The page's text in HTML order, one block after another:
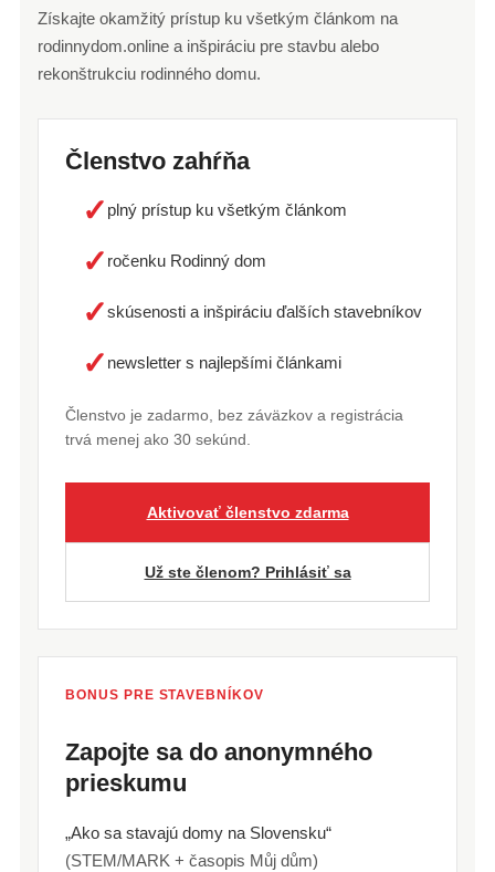
Získajte okamžitý prístup ku všetkým článkom na
rodinnydom.online a inšpiráciu pre stavbu alebo
rekonštrukciu rodinného domu.
Členstvo zahŕňa
✓ plný prístup ku všetkým článkom
✓ ročenku Rodinný dom
✓skúsenosti a inšpiráciu ďalších stavebníkov
✓ newsletter s najlepšími článkami
Členstvo je zadarmo, bez záväzkov a registrácia
trvá menej ako 30 sekúnd.
Aktivovať členstvo zdarma
Už ste členom? Prihlásiť sa
BONUS PRE STAVEBNÍKOV
Zapojte sa do anonymného
prieskumu
„Ako sa stavajú domy na Slovensku“
(STEM/MARK + časopis Můj dům)